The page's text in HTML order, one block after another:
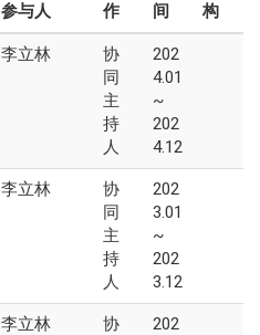
参与人
作
间
构
李立林
协
同
主
持
人
202
4.01
~
202
4.12
李立林
协
同
主
持
人
202
3.01
~
202
3.12
李立林
协
202